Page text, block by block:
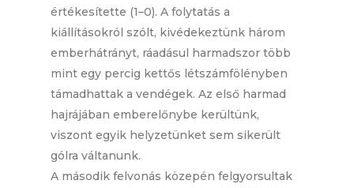
értékesítette (1–0). A folytatás a
kiállításokról szólt, kivédekeztünk három
emberhátrányt, ráadásul harmadszor több
mint egy percig kettős létszámfölényben
támadhattak a vendégek. Az első harmad
hajrájában emberelőnybe kerültünk,
viszont egyik helyzetünket sem sikerült
gólra váltanunk.
A második felvonás közepén felgyorsultak